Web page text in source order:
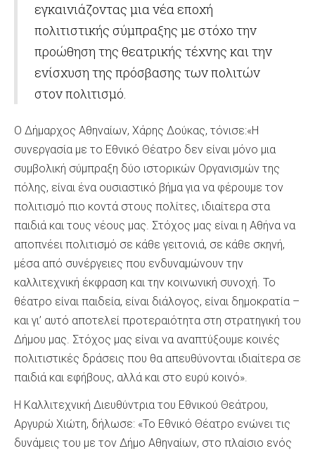
εγκαινιάζοντας μια νέα εποχή
πολιτιστικής σύμπραξης με στόχο την
προώθηση της θεατρικής τέχνης και την
ενίσχυση της πρόσβασης των πολιτών
στον πολιτισμό.
Ο Δήμαρχος Αθηναίων, Χάρης Δούκας, τόνισε:«Η
συνεργασία με το Εθνικό Θέατρο δεν είναι μόνο μια
συμβολική σύμπραξη δύο ιστορικών Οργανισμών της
πόλης, είναι ένα ουσιαστικό βήμα για να φέρουμε τον
πολιτισμό πιο κοντά στους πολίτες, ιδιαίτερα στα
παιδιά και τους νέους μας. Στόχος μας είναι η Αθήνα να
αποπνέει πολιτισμό σε κάθε γειτονιά, σε κάθε σκηνή,
μέσα από συνέργειες που ενδυναμώνουν την
καλλιτεχνική έκφραση και την κοινωνική συνοχή. Το
θέατρο είναι παιδεία, είναι διάλογος, είναι δημοκρατία –
και γι’ αυτό αποτελεί προτεραιότητα στη στρατηγική του
Δήμου μας. Στόχος μας είναι να αναπτύξουμε κοινές
πολιτιστικές δράσεις που θα απευθύνονται ιδιαίτερα σε
παιδιά και εφήβους, αλλά και στο ευρύ κοινό».
H Καλλιτεχνική Διευθύντρια του Εθνικού Θεάτρου,
Αργυρώ Χιώτη, δήλωσε: «Το Εθνικό Θέατρο ενώνει τις
δυνάμεις του με τον Δήμο Αθηναίων, στο πλαίσιο ενός